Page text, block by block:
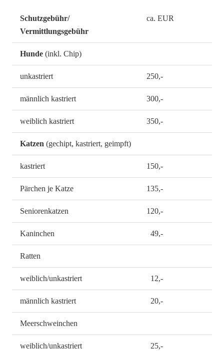
Schutzgebühr/
Vermittlungsgebühr
ca. EUR
Hunde (inkl. Chip)
unkastriert 250,-
männlich kastriert 300,-
weiblich kastriert 350,-
Katzen (gechipt, kastriert, geimpft)
kastriert 150,-
Pärchen je Katze 135,-
Seniorenkatzen 120,-
Kaninchen 49,-
Ratten
weiblich/unkastriert 12,-
männlich kastriert 20,-
Meerschweinchen
weiblich/unkastriert 25,-